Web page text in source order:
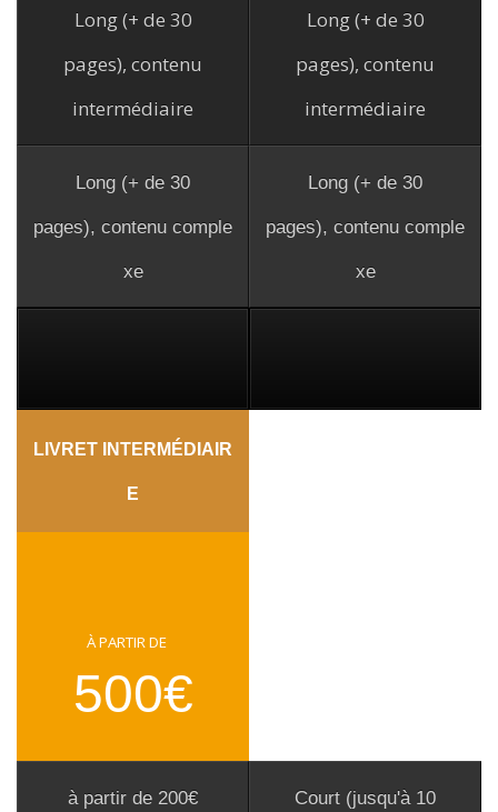
Long (+ de 30
pages), contenu
intermédiaire
Long (+ de 30
pages), contenu comple
xe
Long (+ de 30
pages), contenu
intermédiaire
Long (+ de 30
pages), contenu comple
xe
LIVRET INTERMÉDIAIR
E
À PARTIR DE
500€
à partir de 200€ Court (jusqu'à 10